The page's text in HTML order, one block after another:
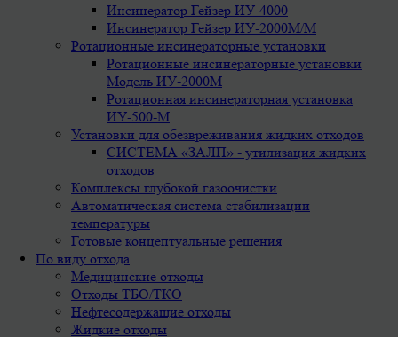
Инсинератор Гейзер ИУ-4000
Инсинератор Гейзер ИУ-2000М/М
Ротационные инсинераторные установки
Ротационные инсинераторные установки
Модель ИУ-2000М
Ротационная инсинераторная установка
ИУ-500-М
Установки для обезвреживания жидких отходов
СИСТЕМА «ЗАЛП» - утилизация жидких
отходов
Комплексы глубокой газоочистки
Автоматическая система стабилизации
температуры
Готовые концептуальные решения
По виду отхода
Медицинские отходы
Отходы ТБО/ТКО
Нефтесодержащие отходы
Жидкие отходы